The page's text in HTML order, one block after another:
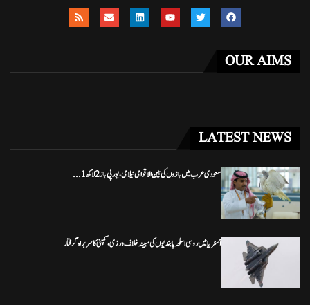
OUR AIMS
LATEST NEWS
سعودی عرب میں بازوں کی بین الاقوامی نیلامی، یورپی باز 2 لاکھ 1...
آسٹریا میں روسی اسلحہ پابندیوں کی مبینہ خلاف ورزی، کمپنی کا سربراہ گرفتار